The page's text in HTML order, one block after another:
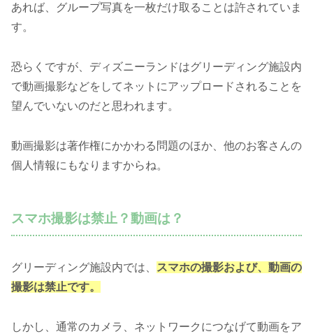
あれば、グループ写真を一枚だけ取ることは許されていま
す。
恐らくですが、ディズニーランドはグリーディング施設内
で動画撮影などをしてネットにアップロードされることを
望んでいないのだと思われます。
動画撮影は著作権にかかわる問題のほか、他のお客さんの
個人情報にもなりますからね。
スマホ撮影は禁止？動画は？
グリーディング施設内では、
スマホの撮影および、動画の
撮影は禁止です。
しかし、通常のカメラ、ネットワークにつなげて動画をア